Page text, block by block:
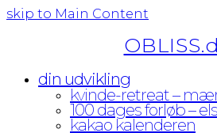
skip to Main Content
din udvikling
kvinde-retreat –
100 dages forløb –
kakao kalenderen